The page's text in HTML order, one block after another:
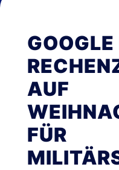
AUF
FÜR